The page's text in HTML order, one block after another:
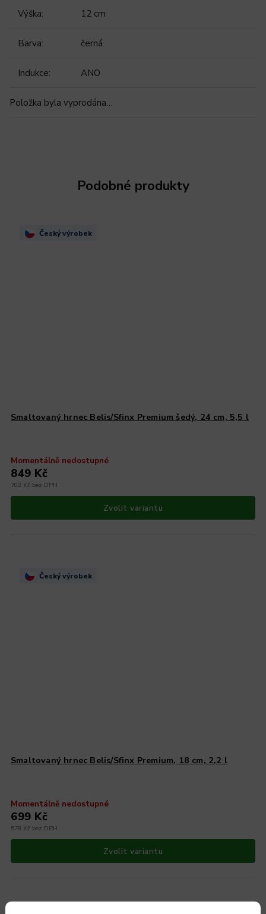
Výška: 12 cm
Barva: černá
Indukce: ANO
Položka byla vyprodána…
Podobné produkty
Český výrobek
Smaltovaný hrnec Belis/Sfinx Premium šedý, 24 cm, 5,5 l
Momentálně nedostupné
702 Kč bez DPH
849 Kč
Zvolit variantu
Český výrobek
Smaltovaný hrnec Belis/Sfinx Premium, 18 cm, 2,2 l
Momentálně nedostupné
578 Kč bez DPH
699 Kč
Zvolit variantu